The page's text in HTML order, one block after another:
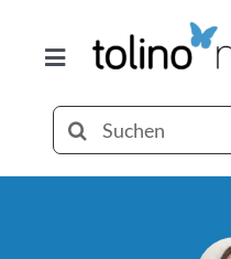
Inhalt
Toggle
Selfpublishing
Suche
nach: